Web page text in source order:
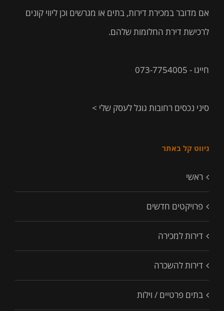
אם מדובר במכירת דירות, בתים או מגרשים וכן ליווי קונים
לרכישת דירת החלומות שלהם.
חייגו - 073-7754005
סיני נכסים רחובות גוגל לעסק שלי >
ניווט קל באתר
ראשי
פרויקטים חדשים
דירות למכירה
דירות להשכרה
בתים פרטיים / וילות